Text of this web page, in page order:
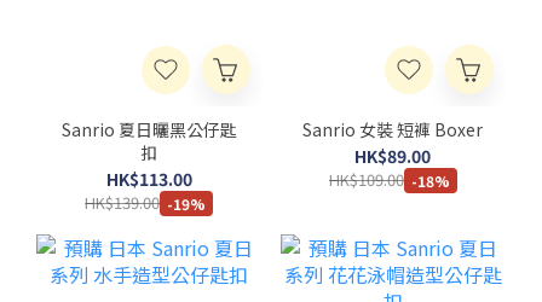
Sanrio 夏日曬黑公仔匙
扣
HK$113.00
HK$139.00 -19%
Sanrio 女裝 短褲 Boxer
HK$89.00
HK$109.00 -18%